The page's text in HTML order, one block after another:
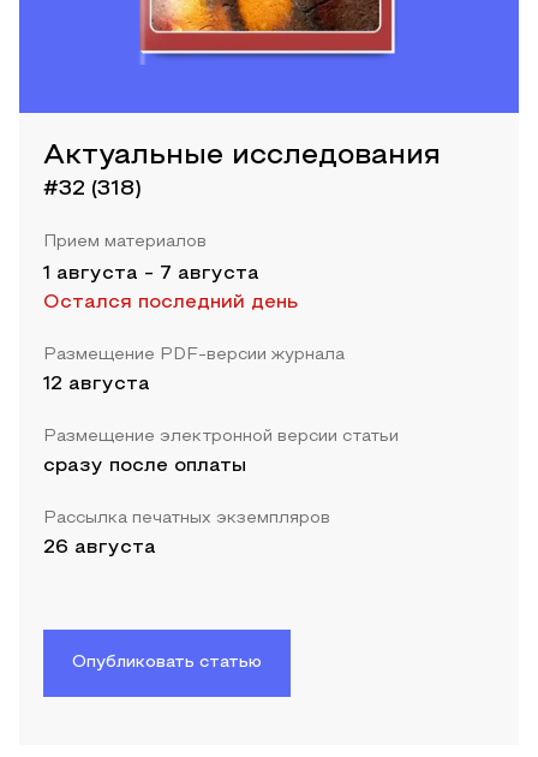
Актуальные исследования
#32 (318)
Прием материалов
1 августа - 7 августа
Остался последний день
Размещение PDF-версии журнала
12 августа
Размещение электронной версии статьи
сразу после оплаты
Рассылка печатных экземпляров
26 августа
Опубликовать статью